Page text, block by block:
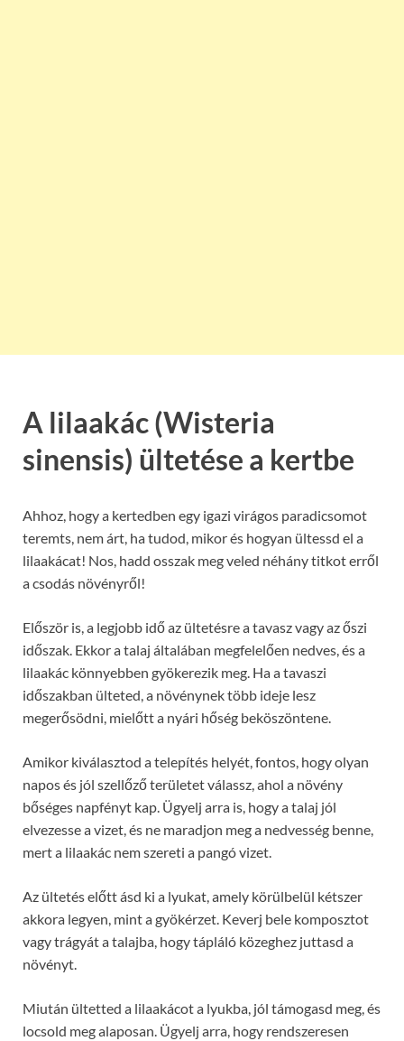
A lilaakác (Wisteria
sinensis) ültetése a kertbe
Ahhoz, hogy a kertedben egy igazi virágos paradicsomot
teremts, nem árt, ha tudod, mikor és hogyan ültessd el a
lilaakácat! Nos, hadd osszak meg veled néhány titkot erről
a csodás növényről!
Először is, a legjobb idő az ültetésre a tavasz vagy az őszi
időszak. Ekkor a talaj általában megfelelően nedves, és a
lilaakác könnyebben gyökerezik meg. Ha a tavaszi
időszakban ülteted, a növénynek több ideje lesz
megerősödni, mielőtt a nyári hőség beköszöntene.
Amikor kiválasztod a telepítés helyét, fontos, hogy olyan
napos és jól szellőző területet válassz, ahol a növény
bőséges napfényt kap. Ügyelj arra is, hogy a talaj jól
elvezesse a vizet, és ne maradjon meg a nedvesség benne,
mert a lilaakác nem szereti a pangó vizet.
Az ültetés előtt ásd ki a lyukat, amely körülbelül kétszer
akkora legyen, mint a gyökérzet. Keverj bele komposztot
vagy trágyát a talajba, hogy tápláló közeghez juttasd a
növényt.
Miután ültetted a lilaakácot a lyukba, jól támogasd meg, és
locsold meg alaposan. Ügyelj arra, hogy rendszeresen